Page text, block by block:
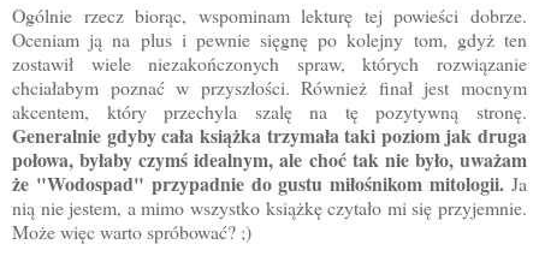
Ogólnie rzecz biorąc, wspominam lekturę tej powieści dobrze.
Oceniam ją na plus i pewnie sięgnę po kolejny tom, gdyż ten
zostawił wiele niezakończonych spraw, których rozwiązanie
chciałabym poznać w przyszłości. Również finał jest mocnym
akcentem, który przechyla szalę na tę pozytywną stronę.
Generalnie gdyby cała książka trzymała taki poziom jak druga
połowa, byłaby czymś idealnym, ale choć tak nie było, uważam
że "Wodospad" przypadnie do gustu miłośnikom mitologii. Ja
nią nie jestem, a mimo wszystko książkę czytało mi się przyjemnie.
Może więc warto spróbować? ;)